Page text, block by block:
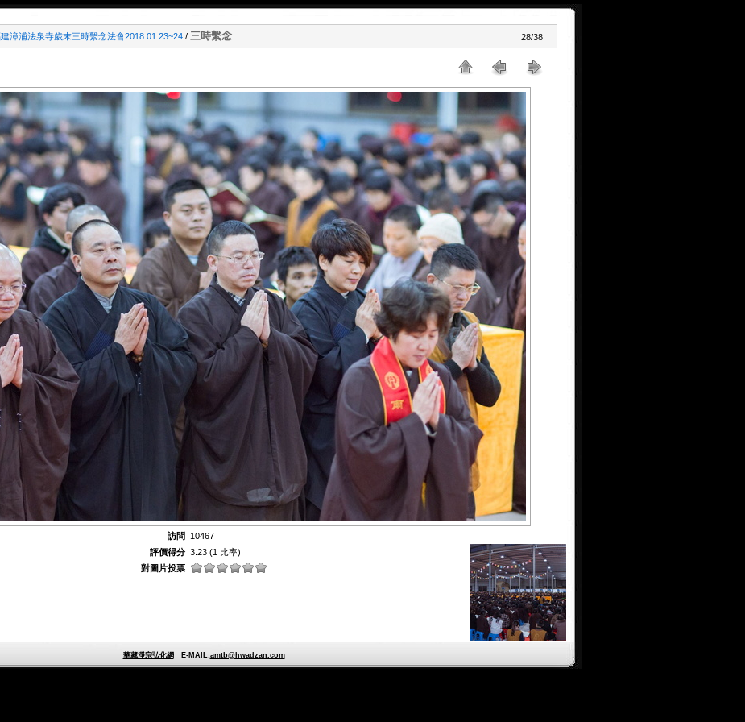
漳浦法泉寺歲末三時繫念法會2018.01.23~24 / 三時繫念 28/38
訪問
10467
評價得分 3.23 (1 比率)
對圖片投票
華藏淨宗弘化網E-MAIL:amtb@hwadzan.com